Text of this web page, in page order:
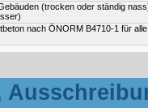
(trocken oder ständig
nach ÖNORM B4710-1 für